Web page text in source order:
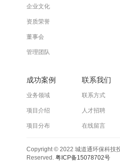
企业文化
资质荣誉
董事会
管理团队
成功案例
业务领域
项目介绍
项目分布
联系我们
联系方式
人才招聘
在线留言
Copyright © 2022 城道通环保科技
Reserved. 粤ICP备15078702号